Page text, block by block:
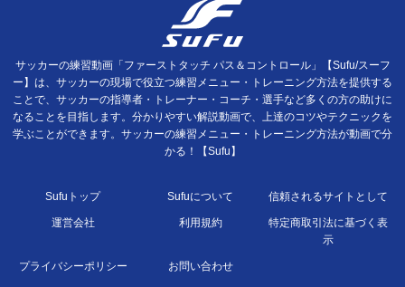
サッカーの練習動画「ファーストタッチ パス＆コントロール」【Sufu/スーフ
ー】は、サッカーの現場で役立つ練習メニュー・トレーニング方法を提供する
ことで、サッカーの指導者・トレーナー・コーチ・選手など多くの方の助けに
なることを目指します。分かりやすい解説動画で、上達のコツやテクニックを
学ぶことができます。サッカーの練習メニュー・トレーニング方法が動画で分
かる！【Sufu】
Sufuトップ Sufuについて 信頼されるサイトとして
運営会社 利用規約
特定商取引法に基づく表
示
プライバシーポリシー お問い合わせ